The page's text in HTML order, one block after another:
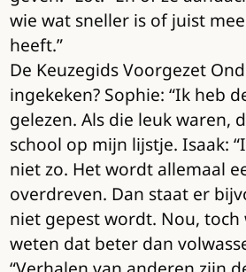
wie wat sneller is of juist
heeft.”
De Keuzegids Voorgezet
ingekeken? Sophie: “Ik heb
gelezen. Als die leuk waren,
school op mijn lijstje. Isaak:
niet zo. Het wordt allemaal
overdreven. Dan staat er
niet gepest wordt. Nou, toch
weten dat beter dan